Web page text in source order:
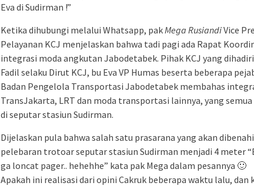
Eva di Sudirman !”
Ketika dihubungi melalui Whatsapp, pakMega RusiandiVice
Pelayanan KCJ menjelaskan bahwa tadi pagi ada Rapat
integrasi moda angkutan Jabodetabek. Pihak KCJ yang
Fadil selaku Dirut KCJ, bu Eva VP Humas beserta beberapa
Badan Pengelola Transportasi Jabodetabek membahas
TransJakarta, LRT dan moda transportasi lainnya, yang
di seputar stasiun Sudirman.
Dijelaskan pula bahwa salah satu prasarana yang akan
pelebaran trotoar seputar stasiun Sudirman menjadi 4 meter
ga loncat pager.. hehehhe” kata pak Mega dalam pesannya 🙂
Apakah ini realisasi dari opini Cakruk beberapa waktu lalu, dan